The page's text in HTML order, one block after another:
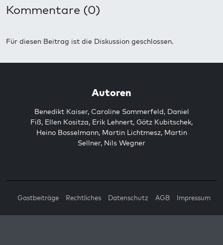
Kommentare (0)
Für diesen Beitrag ist die Diskussion geschlossen.
Autoren
Benedikt Kaiser, Caroline Sommerfeld, Daniel
Fiß, Ellen Kositza, Erik Lehnert, Götz Kubitschek,
Heino Bosselmann, Martin Lichtmesz, Martin
Sellner, Nils Wegner
Gastbeiträge Rechtliches Datenschutz AGB Impressum